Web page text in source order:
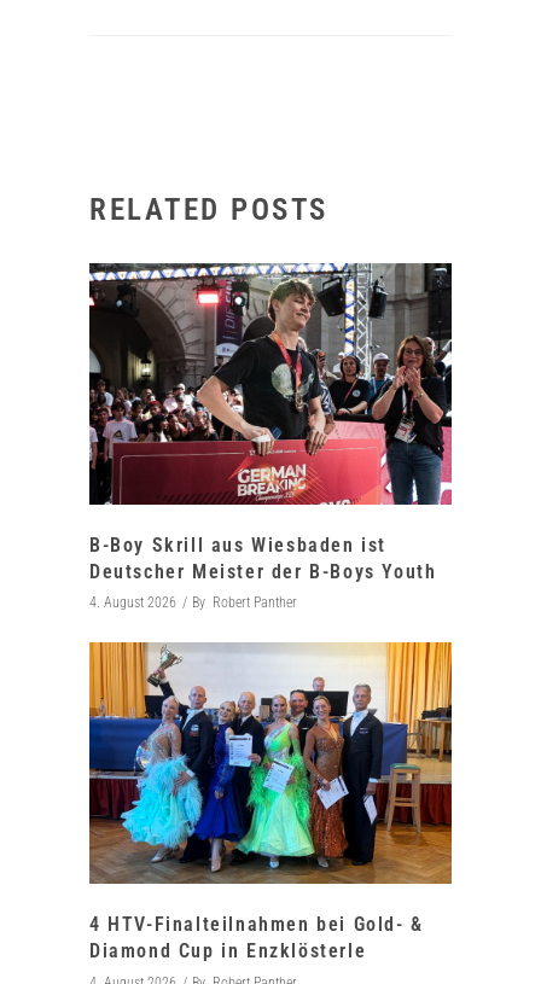
RELATED POSTS
B-Boy Skrill aus Wiesbaden ist
Deutscher Meister der B-Boys Youth
4. August 2026 By Robert Panther
4 HTV-Finalteilnahmen bei Gold- &
Diamond Cup in Enzklösterle